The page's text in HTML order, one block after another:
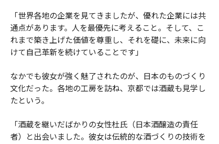
「世界各地の企業を見てきましたが、優れた企業には共
通点があります。人を最優先に考えること。そして、こ
れまで築き上げた価値を尊重し、それを礎に、未来に向
けて自己革新を続けていることです」
なかでも彼女が強く魅了されたのが、日本のものづくり
文化だった。各地の工房を訪ね、京都では酒蔵も見学し
たという。
「酒蔵を継いだばかりの女性杜氏（日本酒醸造の責任
者）と出会いました。彼女は伝統的な酒づくりの技術を